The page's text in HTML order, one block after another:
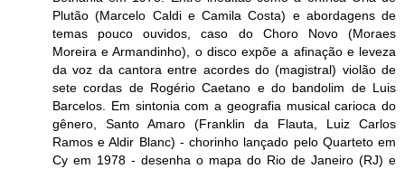
Plutão (Marcelo Caldi e Camila Costa) e abordagens de
temas pouco ouvidos, caso do Choro Novo (Moraes
Moreira e Armandinho), o disco expõe a afinação e leveza
da voz da cantora entre acordes do (magistral) violão de
sete cordas de Rogério Caetano e do bandolim de Luis
Barcelos. Em sintonia com a geografia musical carioca do
gênero, Santo Amaro (Franklin da Flauta, Luiz Carlos
Ramos e Aldir Blanc) - chorinho lançado pelo Quarteto em
Cy em 1978 - desenha o mapa do Rio de Janeiro (RJ) e